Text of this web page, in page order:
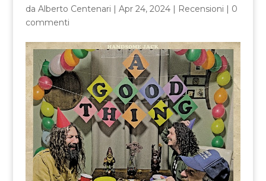
da Alberto Centenari | Apr 24, 2024| Recensioni | 0
commenti